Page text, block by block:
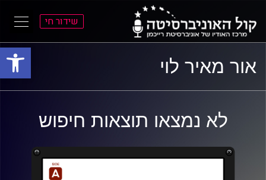
פתח
התפריט
הראשי
התוכן
הראשי
שידור חי
אור מאיר לוי
לא נמצאו תוצאות חיפוש